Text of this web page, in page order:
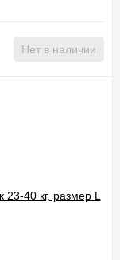
Нет в наличии